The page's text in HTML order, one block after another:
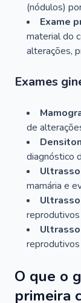
(nódulos)
Exame
material do
alterações,
Exames
de
diagnóstico
mamária e
O que o
primeira